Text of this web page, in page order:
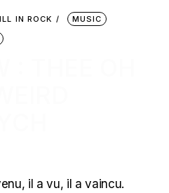
IN ROCK
MUSIC
il a vu, il a vaincu.